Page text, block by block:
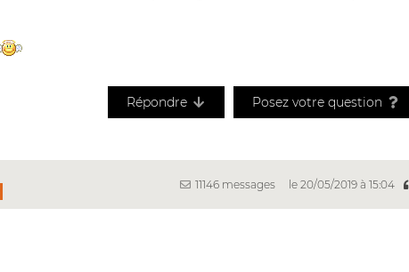
Répondre Posez votre question
11146 messages le 20/05/2019 à 15:04